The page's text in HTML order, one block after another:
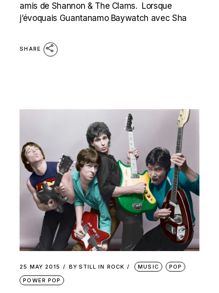
amis de Shannon & The Clams. Lorsque
j’évoquais Guantanamo Baywatch avec Sha
SHARE
25 MAY 2015 BY STILL IN ROCK MUSIC
POP
POWER POP